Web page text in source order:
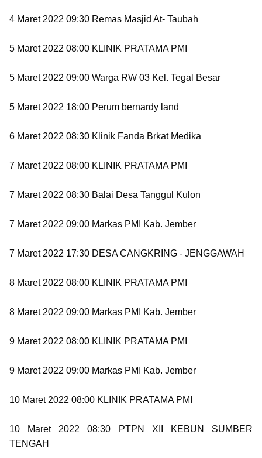
4 Maret 2022 09:30 Remas Masjid At- Taubah
5 Maret 2022 08:00 KLINIK PRATAMA PMI
5 Maret 2022 09:00 Warga RW 03 Kel. Tegal Besar
5 Maret 2022 18:00 Perum bernardy land
6 Maret 2022 08:30 Klinik Fanda Brkat Medika
7 Maret 2022 08:00 KLINIK PRATAMA PMI
7 Maret 2022 08:30 Balai Desa Tanggul Kulon
7 Maret 2022 09:00 Markas PMI Kab. Jember
7 Maret 2022 17:30 DESA CANGKRING - JENGGAWAH
8 Maret 2022 08:00 KLINIK PRATAMA PMI
8 Maret 2022 09:00 Markas PMI Kab. Jember
9 Maret 2022 08:00 KLINIK PRATAMA PMI
9 Maret 2022 09:00 Markas PMI Kab. Jember
10 Maret 2022 08:00 KLINIK PRATAMA PMI
10 Maret 2022 08:30 PTPN XII KEBUN SUMBER
TENGAH